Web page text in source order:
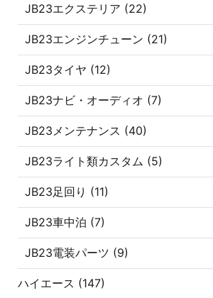
JB23エクステリア (22)
JB23エンジンチューン (21)
JB23タイヤ (12)
JB23ナビ・オーディオ (7)
JB23メンテナンス (40)
JB23ライト類カスタム (5)
JB23足回り (11)
JB23車中泊 (7)
JB23電装パーツ (9)
ハイエース (147)